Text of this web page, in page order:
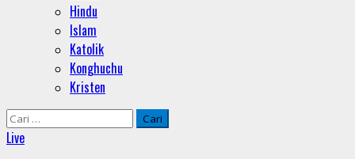
Hindu
Islam
Katolik
Konghuchu
Kristen
Cari
untuk:
Live